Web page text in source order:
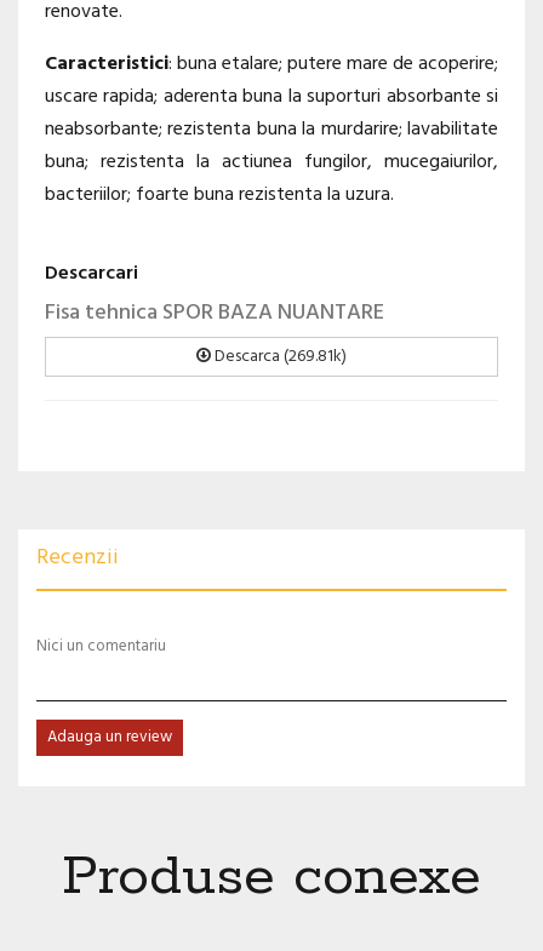
renovate.
Caracteristici: buna etalare; putere mare de acoperire;
uscare rapida; aderenta buna la suporturi absorbante si
neabsorbante; rezistenta buna la murdarire; lavabilitate
buna; rezistenta la actiunea fungilor, mucegaiurilor,
bacteriilor; foarte buna rezistenta la uzura.
Descarcari
Fisa tehnica SPOR BAZA NUANTARE
Descarca (269.81k)
Recenzii
Nici un comentariu
Adauga un review
Produse conexe